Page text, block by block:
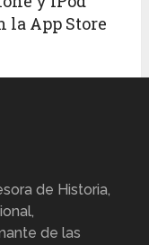
la App Store
de Historia,
de las